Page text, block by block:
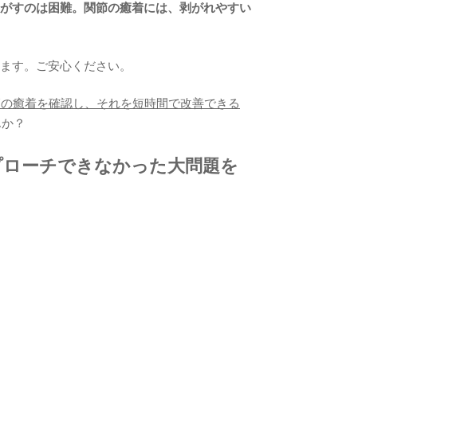
すのは困難。関節の癒着には、剥がれやすい
す。ご安心ください。
癒着を確認し、それを短時間で改善できる
？
ーチできなかった大問題を